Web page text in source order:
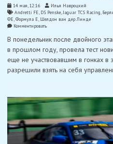
14 мая, 12:16
Илья Навроцкий
Andretti FE, DS Penske,Jaguar TCS Racing,
ФЕ,Формула Е, Шелдон ван дер Линде
Комментироватьon
быстрее
в
тестовый
новичков
В понедельник после двойного
в прошлом году, провела тест
еще не участвовавшим в гонках в
разрешили взять на себя